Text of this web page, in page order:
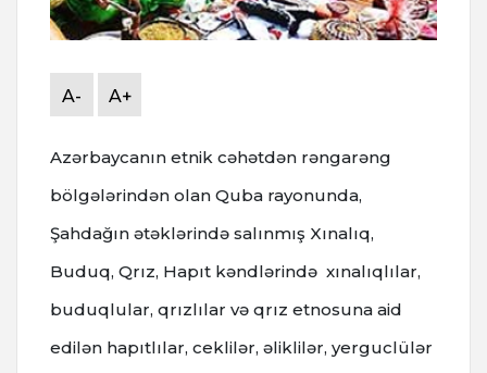
A- A+
Azərbaycanın etnik cəhətdən rəngarəng
bölgələrindən olan Quba rayonunda,
Şahdağın ətəklərində salınmış Xınalıq,
Buduq, Qrız, Hapıt kəndlərində xınalıqlılar,
buduqlular, qrızlılar və qrız etnosuna aid
edilən hapıtlılar, ceklilər, əliklilər, yerguclülər